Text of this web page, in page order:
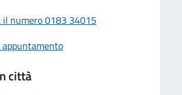
il numero 0183 34015
appuntamento
città